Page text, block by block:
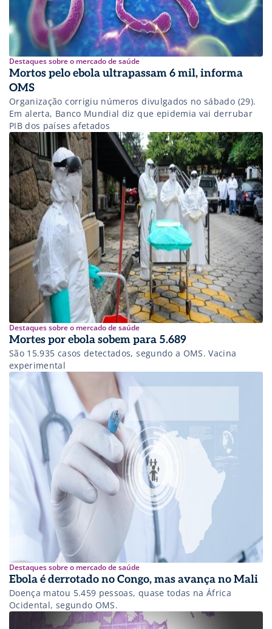
Destaques sobre o mercado de saúde
Mortos pelo ebola ultrapassam 6 mil, informa
OMS
Organização corrigiu números divulgados no sábado (29).
Em alerta, Banco Mundial diz que epidemia vai derrubar
PIB dos países afetados
Destaques sobre o mercado de saúde
Mortes por ebola sobem para 5.689
São 15.935 casos detectados, segundo a OMS. Vacina
experimental
Destaques sobre o mercado de saúde
Ebola é derrotado no Congo, mas avança no Mali
Doença matou 5.459 pessoas, quase todas na África
Ocidental, segundo OMS.